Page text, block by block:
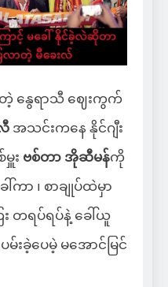
တဲ့ နွေရာသီ ဈေးကွက်
အသင်းကနေ နိုင်ဂျီး
း ဗစ်တာ အိုဆီမန်ကို
ကာ ၊ စာချုပ်ထဲမှာ
း တရပ်ရပ်နဲ့ ခေါ်ယူ
းခဲ့ပေမဲ့ မအောင်မြင်